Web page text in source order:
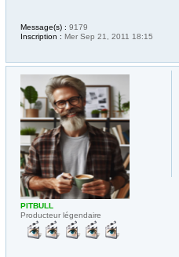
Message(s) : 9179
Inscription : Mer Sep 21, 2011 18:15
PITBULL
Producteur légendaire